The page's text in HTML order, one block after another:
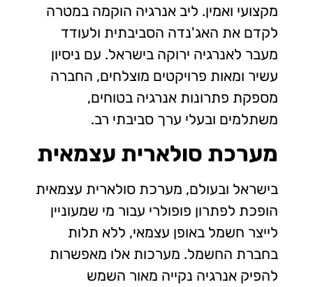
מקצועי ואמין. ליב אנרגיה הוקמה במטרה
לקדם את האג'נדה הסביבתית ולעודד
מעבר לאנרגיה ירוקה בישראל. עם ניסיון
עשיר ומאות פרויקטים מוצלחים, החברה
מספקת פתרונות אנרגיה בטוחים,
משתלמים ובעלי ערך סביבתי רב.
מערכת סולארית עצמאית
בישראל ובעולם, מערכת סולארית עצמאית
הופכת לפתרון פופולרי עבור מי שמעוניין
לייצר חשמל באופן עצמאי, ללא תלות
בחברת החשמל. מערכות אלו מאפשרות
להפיק אנרגיה נקייה מאור השמש